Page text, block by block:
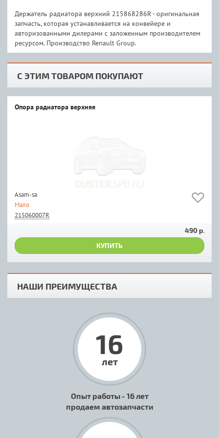
Держатель радиатора верхний 215868286R - оригинальная
запчасть, которая устанавливается на конвейере и
авторизованными дилерами с заложенным производителем
ресурсом. Производство Renault Group.
С ЭТИМ ТОВАРОМ ПОКУПАЮТ
Опора радиатора верхняя
Asam-sa
Мало
215060007R
490 р.
КУПИТЬ
НАШИ ПРЕИМУЩЕСТВА
16
лет
Опыт работы - 16 лет
продаем автозапчасти